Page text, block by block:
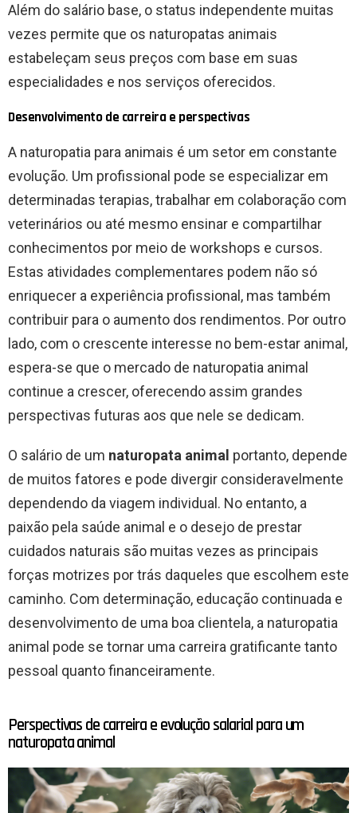
Além do salário base, o status independente muitas
vezes permite que os naturopatas animais
estabeleçam seus preços com base em suas
especialidades e nos serviços oferecidos.
Desenvolvimento de carreira e perspectivas
A naturopatia para animais é um setor em constante
evolução. Um profissional pode se especializar em
determinadas terapias, trabalhar em colaboração com
veterinários ou até mesmo ensinar e compartilhar
conhecimentos por meio de workshops e cursos.
Estas atividades complementares podem não só
enriquecer a experiência profissional, mas também
contribuir para o aumento dos rendimentos. Por outro
lado, com o crescente interesse no bem-estar animal,
espera-se que o mercado de naturopatia animal
continue a crescer, oferecendo assim grandes
perspectivas futuras aos que nele se dedicam.
O salário de um naturopata animal portanto, depende
de muitos fatores e pode divergir consideravelmente
dependendo da viagem individual. No entanto, a
paixão pela saúde animal e o desejo de prestar
cuidados naturais são muitas vezes as principais
forças motrizes por trás daqueles que escolhem este
caminho. Com determinação, educação continuada e
desenvolvimento de uma boa clientela, a naturopatia
animal pode se tornar uma carreira gratificante tanto
pessoal quanto financeiramente.
Perspectivas de carreira e evolução salarial para um
naturopata animal